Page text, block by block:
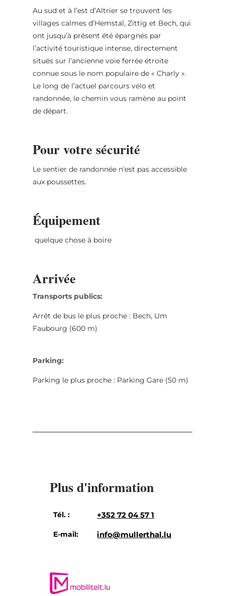
Au sud et à l’est d’Altrier se trouvent les
villages calmes d’Hemstal, Zittig et Bech, qui
ont jusqu’à présent été épargnés par
l’activité touristique intense, directement
situés sur l’ancienne voie ferrée étroite
connue sous le nom populaire de « Charly ».
Le long de l’actuel parcours vélo et
randonnée, le chemin vous ramène au point
de départ.
Pour votre sécurité
Le sentier de randonnée n'est pas accessible
aux poussettes.
Équipement
quelque chose à boire
Arrivée
Transports publics:
Arrêt de bus le plus proche : Bech, Um
Faubourg (600 m)
Parking:
Parking le plus proche : Parking Gare (50 m)
Plus d'information
Tél. : +352 72 04 57 1
E-mail: info@mullerthal.lu